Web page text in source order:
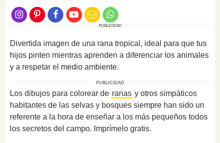
PUBLICIDAD
Divertida imagen de una rana tropical, ideal para que tus
hijos pinten mientras aprenden a diferenciar los animales
y a respetar el medio ambiente.
PUBLICIDAD
Los dibujos para colorear de ranas y otros simpáticos
habitantes de las selvas y bosques siempre han sido un
referente a la hora de enseñar a los más pequeños todos
los secretos del campo. Imprímelo gratis.